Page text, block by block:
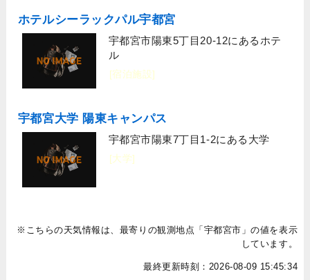
ホテルシーラックパル宇都宮
宇都宮市陽東5丁目20-12にあるホテ
ル
[宿泊施設]
宇都宮大学 陽東キャンパス
宇都宮市陽東7丁目1-2にある大学
[大学]
※こちらの天気情報は、最寄りの観測地点「宇都宮市」の値を表示
しています。
最終更新時刻：2026-08-09 15:45:34